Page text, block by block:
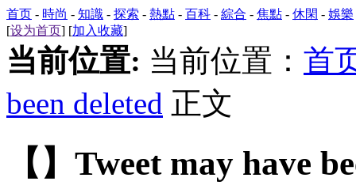
首页 - 時尚 - 知識 - 探索 - 熱點 - 百科 - 綜合 - 焦點 - 休閑 - 娛樂
[设为首页] [加入收藏]
当前位置: 当前位置： 首
been deleted 正文
【】Tweet may have